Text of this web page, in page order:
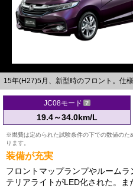
15年(H27)5月、新型時のフロント。仕
JC08モード
19.4～34.0km/L
※燃費は定められた試験条件の下での数値のた
ります。
装備が充実
フロントマップランプやルーム
テリアライトがLED化された。